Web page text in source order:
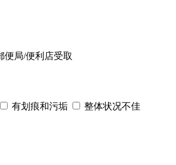
便局/便利店受取
有划痕和污垢 整体状况不佳